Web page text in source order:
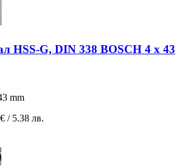
HSS-G, DIN 338 BOSCH 4 x 43
mm
/ 5.38 лв.